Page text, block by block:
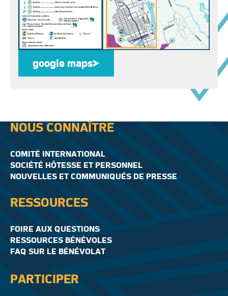
google maps
google maps
NOUS CONNAÎTRE
COMITÉ INTERNATIONAL
SOCIÉTÉ HÔTESSE ET PERSONNEL
NOUVELLES ET COMMUNIQUÉS DE PRESSE
RESSOURCES
FOIRE AUX QUESTIONS
RESSOURCES BÉNÉVOLES
FAQ SUR LE BÉNÉVOLAT
PARTICIPER